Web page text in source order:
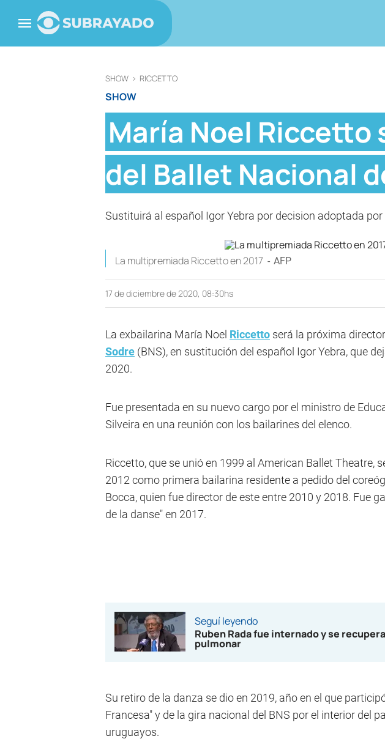
SHOW > RICCETTO
SHOW
María Noel Riccetto
del Ballet Nacional
Sustituirá al español Igor Yebra por decision adoptada
La multipremiada Riccetto en 2017 AFP
17 de diciembre de 2020, 08:30hs
La exbailarina María Noel Riccetto será la próxima
Sodre (BNS), en sustitución del español Igor Yebra, que
2020.
Fue presentada en su nuevo cargo por el ministro de
Silveira en una reunión con los bailarines del elenco.
Riccetto, que se unió en 1999 al American Ballet Theatre,
2012 como primera bailarina residente a pedido del
Bocca, quien fue director de este entre 2010 y 2018. Fue
de la danse" en 2017.
Seguí leyendo
Ruben Rada fue internado y se
pulmonar
Su retiro de la danza se dio en 2019, año en el que
Francesa" y de la gira nacional del BNS por el interior del
uruguayos.